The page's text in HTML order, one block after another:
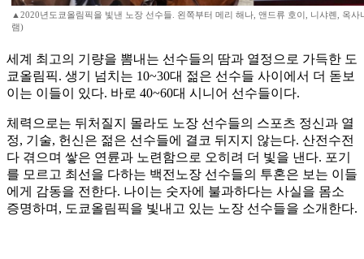
▲2020년도쿄올림픽을 빛낸 노장 선수들. 왼쪽부터 메리 해나, 앤드류 호이, 니샤롄, 옥
램)
세계 최고의 기량을 뽐내는 선수들의 땀과 열정으로 가득한 도
쿄올림픽. 생기 넘치는 10~30대 젊은 선수들 사이에서 더 돋보
이는 이들이 있다. 바로 40~60대 시니어 선수들이다.
체력으로는 뒤처질지 몰라도 노장 선수들의 스포츠 정신과 열
정, 기술, 헌신은 젊은 선수들에 결코 뒤지지 않는다. 산전수전
다 겪으며 쌓은 연륜과 노련함으로 오히려 더 빛을 낸다. 포기
를 모르고 최선을 다하는 백전노장 선수들의 투혼은 보는 이들
에게 감동을 전한다. 나이는 숫자에 불과하다는 사실을 몸소
증명하며, 도쿄올림픽을 빛내고 있는 노장 선수들을 소개한다.